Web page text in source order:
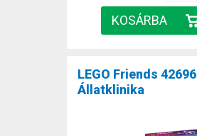
LEGO Friends 42696
Állatklinika